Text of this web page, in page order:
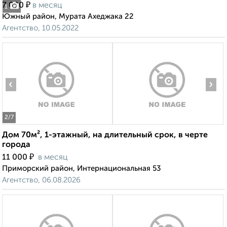
1
7 000 ₽ в месяц
Южный район, Мурата Ахеджака 22
Агентство, 10.05.2022
2/7
‹ ›
Дом 70м², 1-этажный, на длительный срок, в черте
города
11 000 ₽ в месяц
Приморский район, Интернациональная 53
Агентство, 06.08.2026